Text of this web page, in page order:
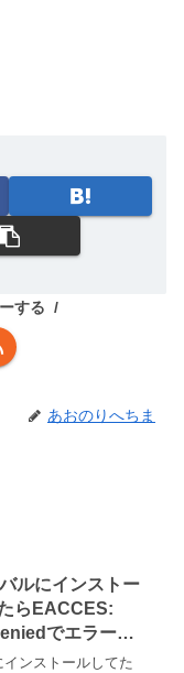
する
あおのりへちま
ルにインストー
らEACCES:
でエラー
ンストールしてた